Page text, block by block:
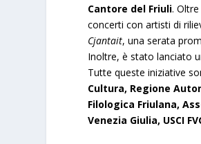
Cantore del Friuli.
concerti con artisti di
Cjantait, una serata
Inoltre, è stato lanciato
Tutte queste iniziative
Cultura, Regione
Filologica Friulana,
Venezia Giulia, USCI